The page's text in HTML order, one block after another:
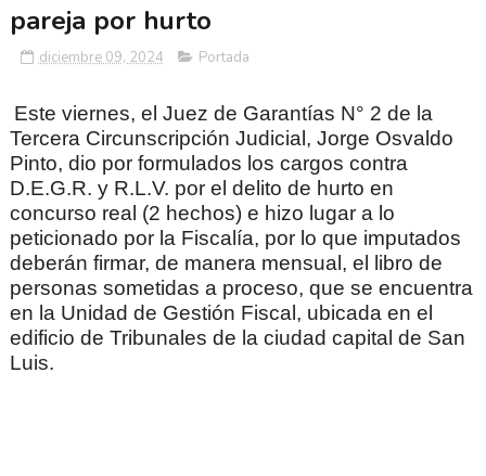
pareja por hurto
diciembre 09, 2024 Portada
Este viernes, el Juez de Garantías N° 2 de la
Tercera Circunscripción Judicial, Jorge Osvaldo
Pinto, dio por formulados los cargos contra
D.E.G.R. y R.L.V. por el delito de hurto en
concurso real (2 hechos) e hizo lugar a lo
peticionado por la Fiscalía, por lo que imputados
deberán firmar, de manera mensual, el libro de
personas sometidas a proceso, que se encuentra
en la Unidad de Gestión Fiscal, ubicada en el
edificio de Tribunales de la ciudad capital de San
Luis.